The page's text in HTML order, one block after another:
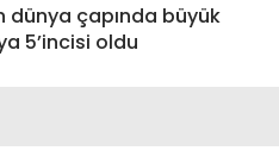
dünya çapında büyük
5’incisi oldu